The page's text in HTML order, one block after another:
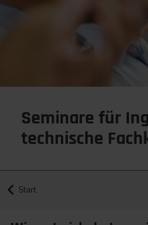
Seminare für
technische
Start